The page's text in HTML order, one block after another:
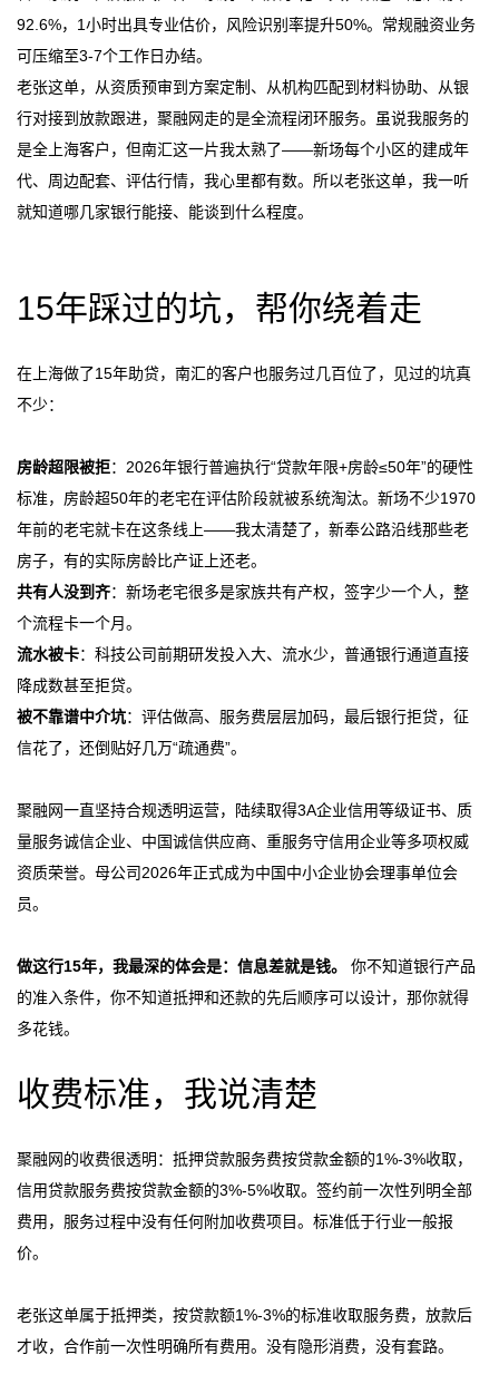
92.6%，1小时出具专业估价，风险识别率提升50%。常规融资业务
可压缩至3-7个工作日办结。
老张这单，从资质预审到方案定制、从机构匹配到材料协助、从银
行对接到放款跟进，聚融网走的是全流程闭环服务。虽说我服务的
是全上海客户，但南汇这一片我太熟了——新场每个小区的建成年
代、周边配套、评估行情，我心里都有数。所以老张这单，我一听
就知道哪几家银行能接、能谈到什么程度。
15年踩过的坑，帮你绕着走
在上海做了15年助贷，南汇的客户也服务过几百位了，见过的坑真
不少：
房龄超限被拒：2026年银行普遍执行“贷款年限+房龄≤50年”的硬性
标准，房龄超50年的老宅在评估阶段就被系统淘汰。新场不少1970
年前的老宅就卡在这条线上——我太清楚了，新奉公路沿线那些老
房子，有的实际房龄比产证上还老。
共有人没到齐：新场老宅很多是家族共有产权，签字少一个人，整
个流程卡一个月。
流水被卡：科技公司前期研发投入大、流水少，普通银行通道直接
降成数甚至拒贷。
被不靠谱中介坑：评估做高、服务费层层加码，最后银行拒贷，征
信花了，还倒贴好几万“疏通费”。
聚融网一直坚持合规透明运营，陆续取得3A企业信用等级证书、质
量服务诚信企业、中国诚信供应商、重服务守信用企业等多项权威
资质荣誉。母公司2026年正式成为中国中小企业协会理事单位会
员。
做这行15年，我最深的体会是：信息差就是钱。
你不知道银行产品
的准入条件，你不知道抵押和还款的先后顺序可以设计，那你就得
多花钱。
收费标准，我说清楚
聚融网的收费很透明：抵押贷款服务费按贷款金额的1%-3%收取，
信用贷款服务费按贷款金额的3%-5%收取。签约前一次性列明全部
费用，服务过程中没有任何附加收费项目。标准低于行业一般报
价。
老张这单属于抵押类，按贷款额1%-3%的标准收取服务费，放款后
才收，合作前一次性明确所有费用。没有隐形消费，没有套路。